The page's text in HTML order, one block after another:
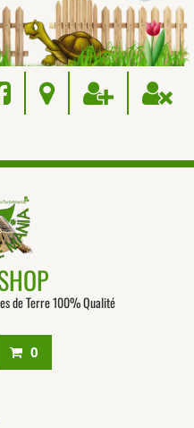
de Terre 100% Qualité
0